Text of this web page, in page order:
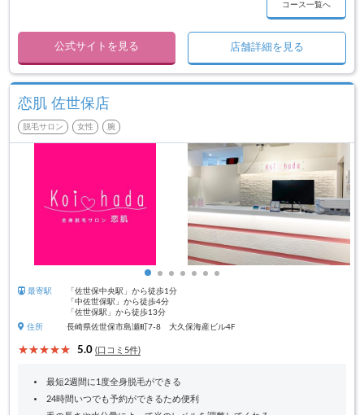
コース一覧へ
公式サイトを見る 店舗詳細を見る
恋肌 佐世保店
脱毛サロン 女性 腕
最寄駅
「佐世保中央駅」から徒歩1分
「中佐世保駅」から徒歩4分
「佐世保駅」から徒歩13分
住所
長崎県佐世保市島瀬町7-8 大久保海産ビル4F
5.0 (口コミ5件)
最短2週間に1度全身脱毛ができる
24時間いつでも予約ができるため便利